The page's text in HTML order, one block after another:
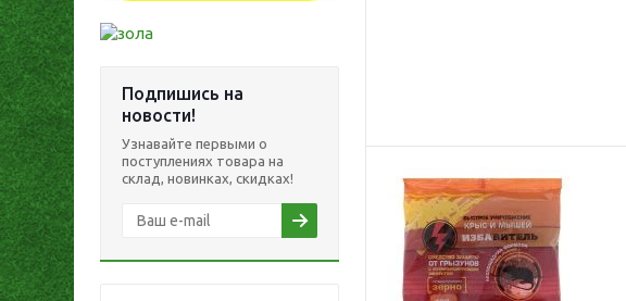
Подпишись на
новости!
Узнавайте первыми о
поступлениях товара на
склад, новинках, скидках!